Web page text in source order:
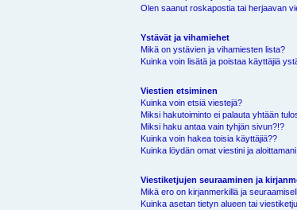
Olen saanut roskapostia tai herjaavan
Ystävät ja vihamiehet
Mikä on ystävien ja vihamiesten lista?
Kuinka voin lisätä ja poistaa käyttäjiä
Viestien etsiminen
Kuinka voin etsiä viestejä?
Miksi hakutoiminto ei palauta yhtään
Miksi haku antaa vain tyhjän sivun?!?
Kuinka voin hakea toisia käyttäjiä??
Kuinka löydän omat viestini ja
Viestiketjujen seuraaminen ja
Mikä ero on kirjanmerkillä ja
Kuinka asetan tietyn alueen tai